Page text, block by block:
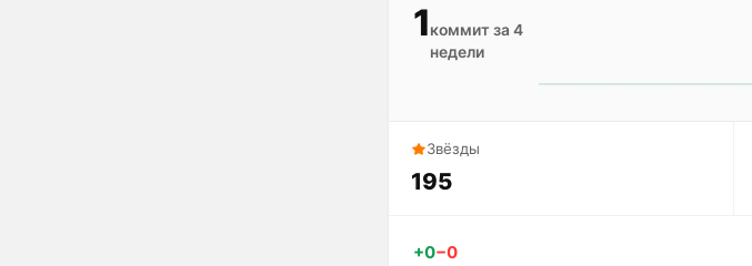
1коммит за 4
недели
Звёзды
195
+0−0